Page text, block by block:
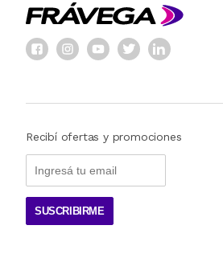
Recibí ofertas y promociones
SUSCRIBIRME